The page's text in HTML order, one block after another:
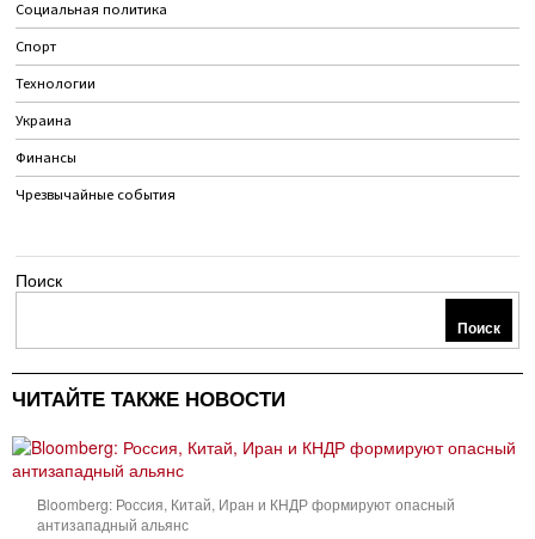
Социальная политика
Спорт
Технологии
Украина
Финансы
Чрезвычайные события
Поиск
Поиск
ЧИТАЙТЕ ТАКЖЕ НОВОСТИ
Bloomberg: Россия, Китай, Иран и КНДР формируют опасный
антизападный альянс